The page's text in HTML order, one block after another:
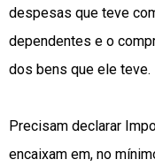
despesas que teve
dependentes e o
dos bens que ele teve.
Precisam declarar
encaixam em, no